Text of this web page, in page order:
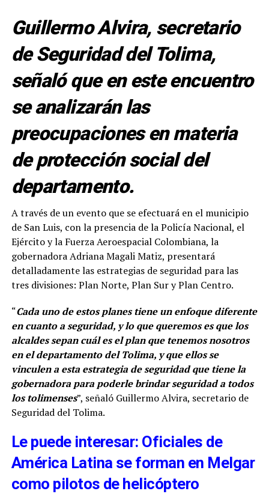
Guillermo Alvira, secretario
de Seguridad del Tolima,
señaló que en este encuentro
se analizarán las
preocupaciones en materia
de protección social del
departamento.
A través de un evento que se efectuará en el municipio
de San Luis, con la presencia de la Policía Nacional, el
Ejército y la Fuerza Aeroespacial Colombiana, la
gobernadora Adriana Magali Matiz, presentará
detalladamente las estrategias de seguridad para las
tres divisiones: Plan Norte, Plan Sur y Plan Centro.
“Cada uno de estos planes tiene un enfoque diferente
en cuanto a seguridad, y lo que queremos es que los
alcaldes sepan cuál es el plan que tenemos nosotros
en el departamento del Tolima, y que ellos se
vinculen a esta estrategia de seguridad que tiene la
gobernadora para poderle brindar seguridad a todos
los tolimenses”, señaló Guillermo Alvira, secretario de
Seguridad del Tolima.
Le puede interesar: Oficiales de
América Latina se forman en Melgar
como pilotos de helicóptero